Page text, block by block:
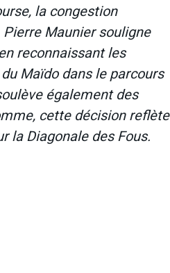
la congestion
Maunier souligne
reconnaissant les
Maïdo dans le parcours
également des
cette décision reflète
la Diagonale des Fous.